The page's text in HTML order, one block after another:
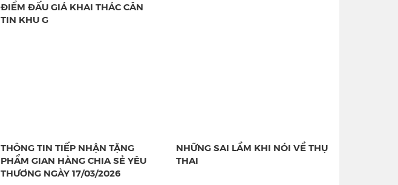
ĐIỂM ĐẤU GIÁ KHAI THÁC CĂN
TIN KHU G
THÔNG TIN TIẾP NHẬN TẶNG
PHẨM GIAN HÀNG CHIA SẺ YÊU
THƯƠNG NGÀY 17/03/2026
NHỮNG SAI LẦM KHI NÓI VỀ THỤ
THAI